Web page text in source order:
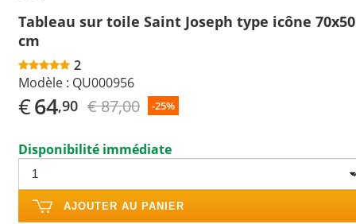
Tableau sur toile Saint Joseph type icône 70x50
cm
2
Modèle : QU000956
€64,90 € 87,00 -25%
Disponibilité immédiate
AJOUTER AU PANIER